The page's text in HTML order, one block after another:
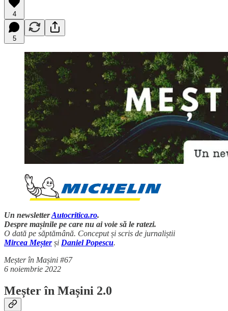
4
5
Un newsletterAutocritica.ro.
Despre mașinile pe care nu ai voie să le ratezi.
O dată pe săptămână. Conceput și scris de jurnaliștii
Mircea Meșterși Daniel Popescu.
Meșter în Mașini #67
6 noiembrie 2022
Meșter în Mașini 2.0